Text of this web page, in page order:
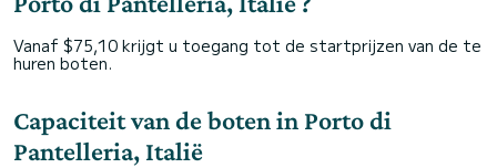
Vanaf $75,10 krijgt u toegang tot de startprijzen van de te
huren boten.
Capaciteit van de boten in Porto di
Pantelleria, Italië